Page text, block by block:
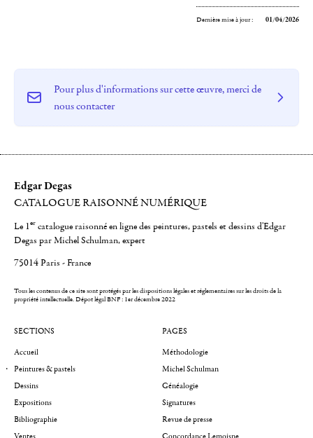
Dernière mise à jour : 01/04/2026
Pour plus d'informations sur cette œuvre, merci de
nous contacter
Edgar Degas
CATALOGUE RAISONNÉ NUMÉRIQUE
Le 1er catalogue raisonné en ligne des peintures, pastels et dessins d'Edgar
Degas par Michel Schulman, expert
75014 Paris - France
Tous les contenus de ce site sont protégés par les dispositions légales et réglementaires sur les droits de la
propriété intellectuelle.Dépot légal BNF : 1er décembre 2022
SECTIONS
Accueil
Peintures & pastels
Dessins
Expositions
Bibliographie
Ventes
PAGES
Méthodologie
Michel Schulman
Généalogie
Signatures
Revue de presse
Concordance Lemoisne